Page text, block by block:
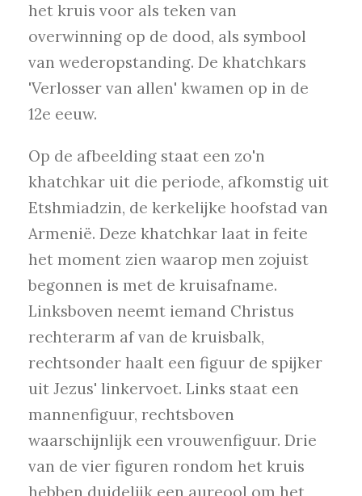
het kruis voor als teken van
overwinning op de dood, als symbool
van wederopstanding. De khatchkars
'Verlosser van allen' kwamen op in de
12e eeuw.
Op de afbeelding staat een zo'n
khatchkar uit die periode, afkomstig uit
Etshmiadzin, de kerkelijke hoofstad van
Armenië. Deze khatchkar laat in feite
het moment zien waarop men zojuist
begonnen is met de kruisafname.
Linksboven neemt iemand Christus
rechterarm af van de kruisbalk,
rechtsonder haalt een figuur de spijker
uit Jezus' linkervoet. Links staat een
mannenfiguur, rechtsboven
waarschijnlijk een vrouwenfiguur. Drie
van de vier figuren rondom het kruis